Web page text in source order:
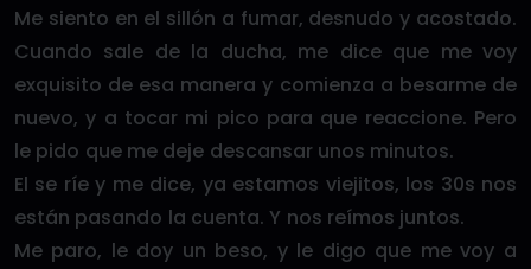
Me siento en el sillón a fumar, desnudo y acostado.
Cuando sale de la ducha, me dice que me voy
exquisito de esa manera y comienza a besarme de
nuevo, y a tocar mi pico para que reaccione. Pero
le pido que me deje descansar unos minutos.
El se ríe y me dice, ya estamos viejitos, los 30s nos
están pasando la cuenta. Y nos reímos juntos.
Me paro, le doy un beso, y le digo que me voy a